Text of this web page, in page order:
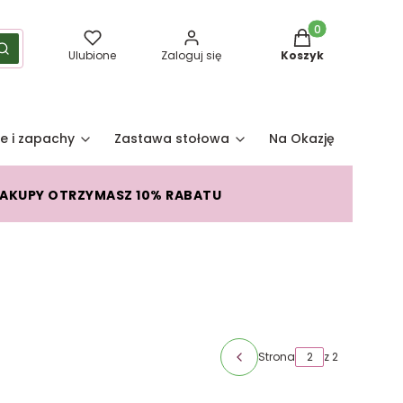
Szukaj Ulubione Zaloguj się
Produkty w
Koszyk
i zapachy Zastawa stołowa Na Okazję
OTRZYMASZ 10% RABATU
Poprzednie produkty
Strona z 2